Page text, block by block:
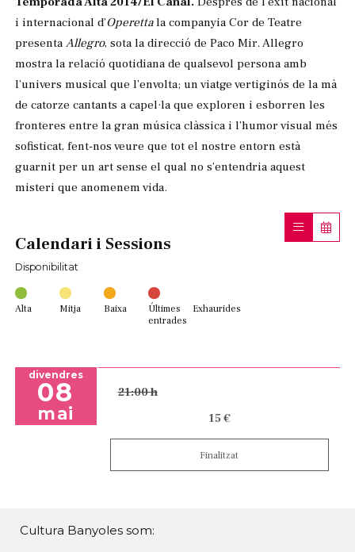
i internacional d’Operettala companyia Cor de Teatre
presenta Allegro, sota la direcció de Paco Mir. Allegro
mostra la relació quotidiana de qualsevol persona amb
l’univers musical que l’envolta; un viatge vertiginós de la mà
de catorze cantants a capel·la que exploren i esborren les
fronteres entre la gran música clàssica i l’humor visual més
sofisticat, fent-nos veure que tot el nostre entorn està
guarnit per un art sense el qual no s’entendria aquest
misteri que anomenem vida.
Calendari i Sessions
Disponibilitat
Alta Mitja Baixa
Últimes
entrades
Exhaurides
divendres
08
mai
21:00 h
15 €
Finalitzat
Cultura Banyoles som: